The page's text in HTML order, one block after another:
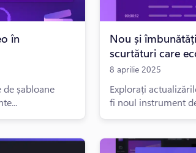
în
șabloane
Nou și
scurtături care
8 aprilie 2025
Explorați
fi noul instrument